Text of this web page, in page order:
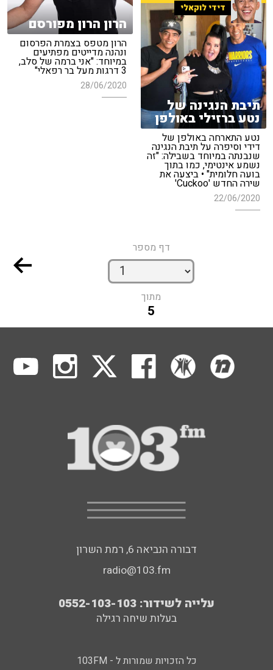
הרון הרון מפורסם
הרון מטפס בצמרת הפרסום
ונהנה מדייטים מפתיעים
במיוחד: "אני ברמה של סלב,
3 דרגות מעל בר רפאלי"
28/06/2020
דידי לוקאלי
תיבת הנגינה של
נטע ברזילי באולפן
נטע התארחה באולפן של
דידי וסיפרה על תיבת הנגינה
שנבנתה במיוחד בשבילה: "זה
נשמע אינטימי, כמו בתוך
בועה חלומית" • ביצעה את
שירה החדש 'Cuckoo'
22/06/2020
דף מספר
מתוך
5
דבורה הנביאה 6, רמת השרון
radio@103.fm
עלייה לשידור: 0552-103-103
בעלות שיחה רגילה
כל הזכויות שמורות ל - 103FM